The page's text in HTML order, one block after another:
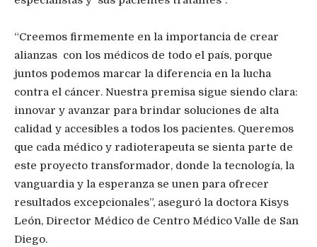
“Creemos firmemente en la importancia de crear
alianzas con los médicos de todo el país, porque
juntos podemos marcar la diferencia en la lucha
contra el cáncer. Nuestra premisa sigue siendo clara:
innovar y avanzar para brindar soluciones de alta
calidad y accesibles a todos los pacientes. Queremos
que cada médico y radioterapeuta se sienta parte de
este proyecto transformador, donde la tecnología, la
vanguardia y la esperanza se unen para ofrecer
resultados excepcionales”, aseguró la doctora Kisys
León, Director Médico de Centro Médico Valle de San
Diego.